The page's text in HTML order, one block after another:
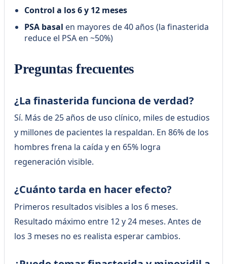
Control a los 6 y 12 meses
PSA basal en mayores de 40 años (la finasterida
reduce el PSA en ~50%)
Preguntas frecuentes
¿La finasterida funciona de verdad?
Sí. Más de 25 años de uso clínico, miles de estudios
y millones de pacientes la respaldan. En 86% de los
hombres frena la caída y en 65% logra
regeneración visible.
¿Cuánto tarda en hacer efecto?
Primeros resultados visibles a los 6 meses.
Resultado máximo entre 12 y 24 meses. Antes de
los 3 meses no es realista esperar cambios.